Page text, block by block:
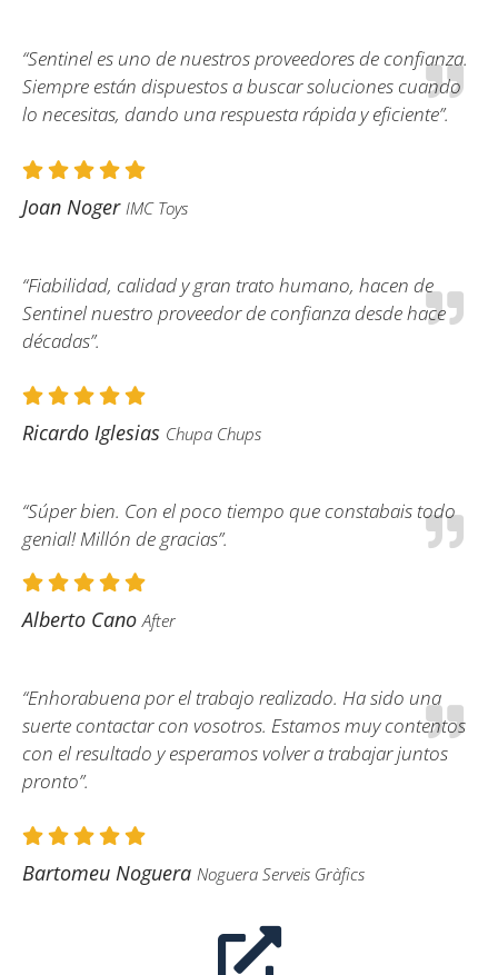
“Sentinel es uno de nuestros proveedores de confianza.
Siempre están dispuestos a buscar soluciones cuando
lo necesitas, dando una respuesta rápida y eficiente”.
Joan Noger IMC Toys
“Fiabilidad, calidad y gran trato humano, hacen de
Sentinel nuestro proveedor de confianza desde hace
décadas”.
Ricardo Iglesias Chupa Chups
“Súper bien. Con el poco tiempo que constabais todo
genial! Millón de gracias”.
Alberto Cano After
“Enhorabuena por el trabajo realizado. Ha sido una
suerte contactar con vosotros. Estamos muy contentos
con el resultado y esperamos volver a trabajar juntos
pronto”.
Bartomeu Noguera Noguera Serveis Gràfics